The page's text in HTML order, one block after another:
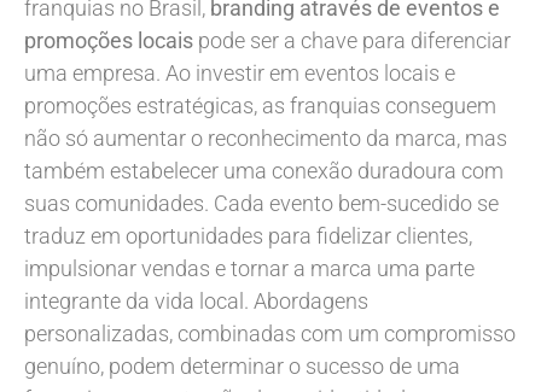
franquias no Brasil, branding através de eventos e
promoções locais pode ser a chave para diferenciar
uma empresa. Ao investir em eventos locais e
promoções estratégicas, as franquias conseguem
não só aumentar o reconhecimento da marca, mas
também estabelecer uma conexão duradoura com
suas comunidades. Cada evento bem-sucedido se
traduz em oportunidades para fidelizar clientes,
impulsionar vendas e tornar a marca uma parte
integrante da vida local. Abordagens
personalizadas, combinadas com um compromisso
genuíno, podem determinar o sucesso de uma